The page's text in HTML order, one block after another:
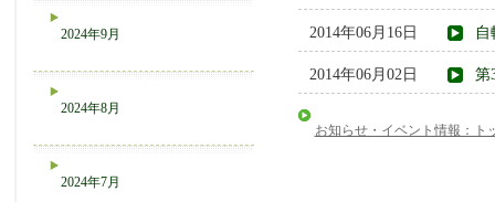
2014年06月16日
2014年06月02日 第
お知らせ・イベント情報：ト
2024年9月
2024年8月
2024年7月